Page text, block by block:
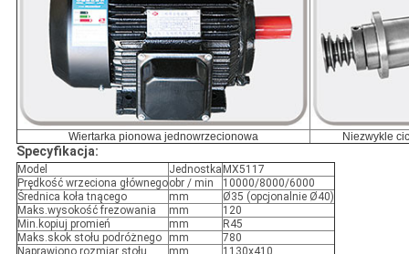
Wiertarka pionowa jednowrzecionowa Niezwykle
Specyfikacja:
Model Jednostka MX5117
Prędkość wrzeciona głównegoobr / min
10000/8000/6000
Średnica koła tnącego
mm
Ø35 (opcjonalnie Ø40)
Maks.wysokość frezowania
mm
120
Min.kopiuj promień
mm
R45
Maks.skok stołu podróżnego
mm
780